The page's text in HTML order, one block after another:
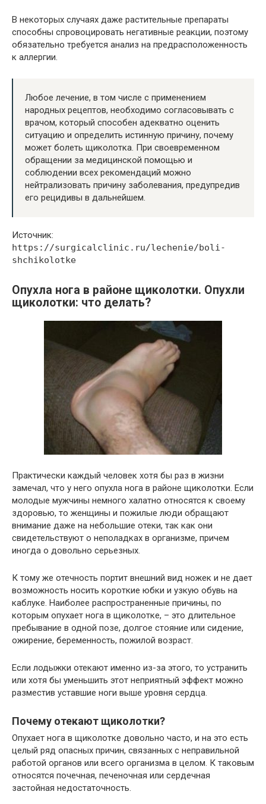
В некоторых случаях даже растительные препараты
способны спровоцировать негативные реакции, поэтому
обязательно требуется анализ на предрасположенность
к аллергии.
Любое лечение, в том числе с применением
народных рецептов, необходимо согласовывать с
врачом, который способен адекватно оценить
ситуацию и определить истинную причину, почему
может болеть щиколотка. При своевременном
обращении за медицинской помощью и
соблюдении всех рекомендаций можно
нейтрализовать причину заболевания, предупредив
его рецидивы в дальнейшем.
Источник:
https://surgicalclinic.ru/lechenie/boli-
shchikolotke
Опухла нога в районе щиколотки. Опухли
щиколотки: что делать?
Практически каждый человек хотя бы раз в жизни
замечал, что у него опухла нога в районе щиколотки. Если
молодые мужчины немного халатно относятся к своему
здоровью, то женщины и пожилые люди обращают
внимание даже на небольшие отеки, так как они
свидетельствуют о неполадках в организме, причем
иногда о довольно серьезных.
К тому же отечность портит внешний вид ножек и не дает
возможность носить короткие юбки и узкую обувь на
каблуке. Наиболее распространенные причины, по
которым опухает нога в щиколотке, – это длительное
пребывание в одной позе, долгое стояние или сидение,
ожирение, беременность, пожилой возраст.
Если лодыжки отекают именно из-за этого, то устранить
или хотя бы уменьшить этот неприятный эффект можно
разместив уставшие ноги выше уровня сердца.
Почему отекают щиколотки?
Опухает нога в щиколотке довольно часто, и на это есть
целый ряд опасных причин, связанных с неправильной
работой органов или всего организма в целом. К таковым
относятся почечная, печеночная или сердечная
застойная недостаточность.